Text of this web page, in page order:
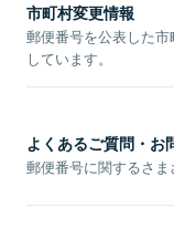
市町村変更情報
郵便番号を公表した
しています。
よくあるご質問・お
郵便番号に関するさま